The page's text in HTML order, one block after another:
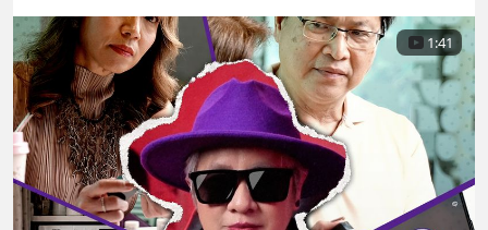
1:41